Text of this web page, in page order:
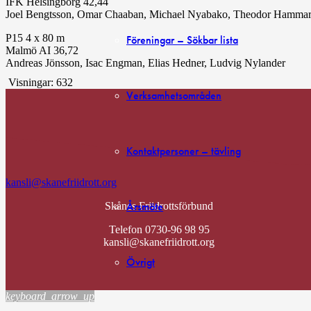
Föreningar – Sökbar lista
Verksamhetsområden
Kontaktpersoner – tävling
Årsmöte
Övrigt
Joel Bengtsson, Omar Chaaban, Michael Nyabako, Theodor
P15 4 x 80 m
Malmö AI 36,72
Andreas Jönsson, Isac Engman, Elias Hedner, Ludvig Nylander
Visningar: 632
kansli@skanefriidrott.org
Skånes Friidrottsförbund
Telefon 0730-96 98 95
kansli@skanefriidrott.org
keyboard_arrow_up